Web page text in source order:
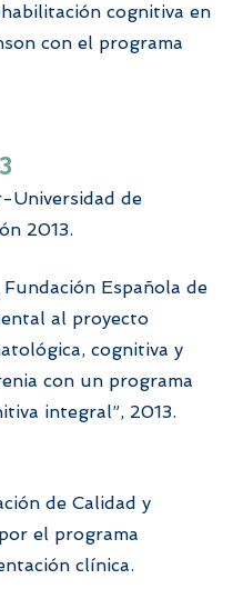
cognitiva en
con el programa
Universidad de
2013.
Española de
al proyecto
cognitiva y
con un programa
integral”, 2013.
de Calidad y
el programa
clínica.